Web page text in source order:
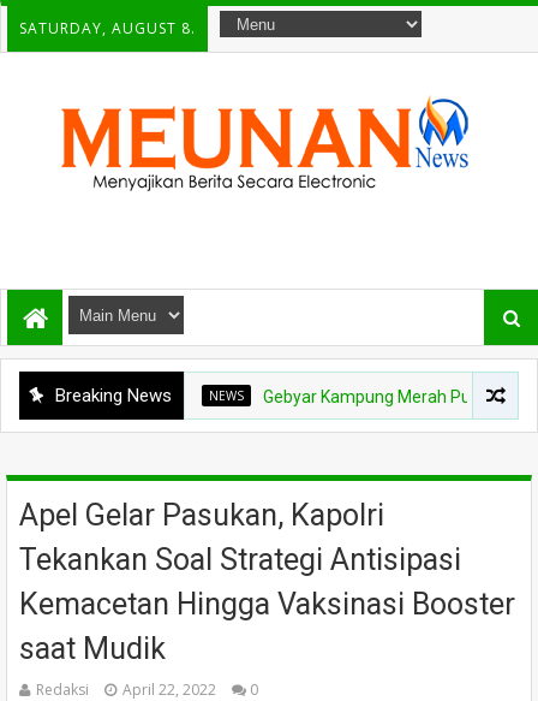
SATURDAY, AUGUST 8.
Breaking News
NEWS Gebyar Kampung Merah Putih Berhadiah
Apel Gelar Pasukan, Kapolri
Tekankan Soal Strategi Antisipasi
Kemacetan Hingga Vaksinasi Booster
saat Mudik
Redaksi April 22, 2022 0